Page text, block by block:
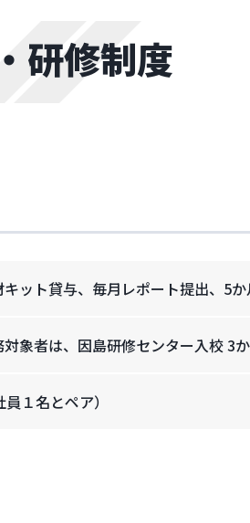
研修制度
ット貸与、毎月レポート提出、5か
象者は、因島研修センター入校 3か
１名とペア）